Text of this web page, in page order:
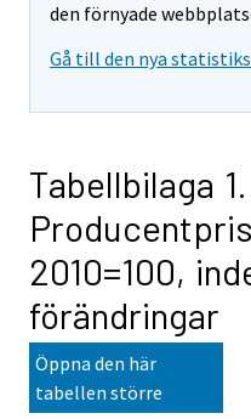
den förnyade
Gå till den nya
Tabellbilaga 1.
2010=100,
förändringar
Öppna den här
tabellen större